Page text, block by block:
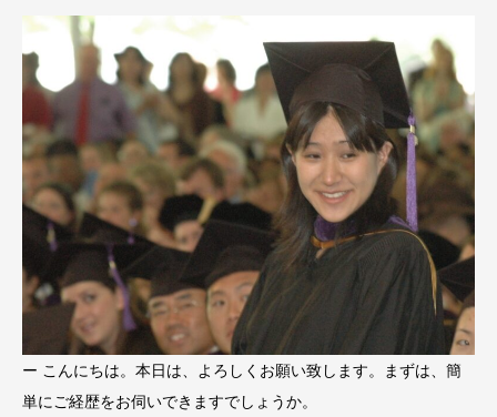
ー こんにちは。本日は、よろしくお願い致します。まずは、簡
単にご経歴をお伺いできますでしょうか。